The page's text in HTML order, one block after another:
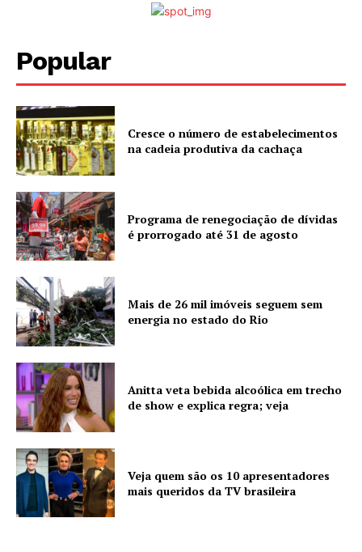
Popular
Cresce o número de estabelecimentos
na cadeia produtiva da cachaça
Programa de renegociação de dívidas
é prorrogado até 31 de agosto
Mais de 26 mil imóveis seguem sem
energia no estado do Rio
Anitta veta bebida alcoólica em trecho
de show e explica regra; veja
Veja quem são os 10 apresentadores
mais queridos da TV brasileira